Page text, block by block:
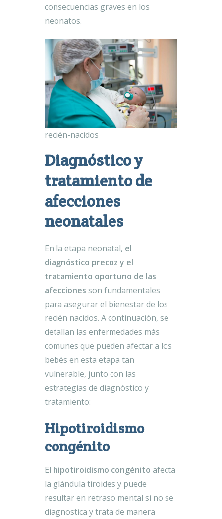
consecuencias graves en los
neonatos.
recién-nacidos
Diagnóstico y
tratamiento de
afecciones
neonatales
En la etapa neonatal, el
diagnóstico precoz y el
tratamiento oportuno de las
afecciones son fundamentales
para asegurar el bienestar de los
recién nacidos. A continuación, se
detallan las enfermedades más
comunes que pueden afectar a los
bebés en esta etapa tan
vulnerable, junto con las
estrategias de diagnóstico y
tratamiento:
Hipotiroidismo
congénito
El hipotiroidismo congénito afecta
la glándula tiroides y puede
resultar en retraso mental si no se
diagnostica y trata de manera